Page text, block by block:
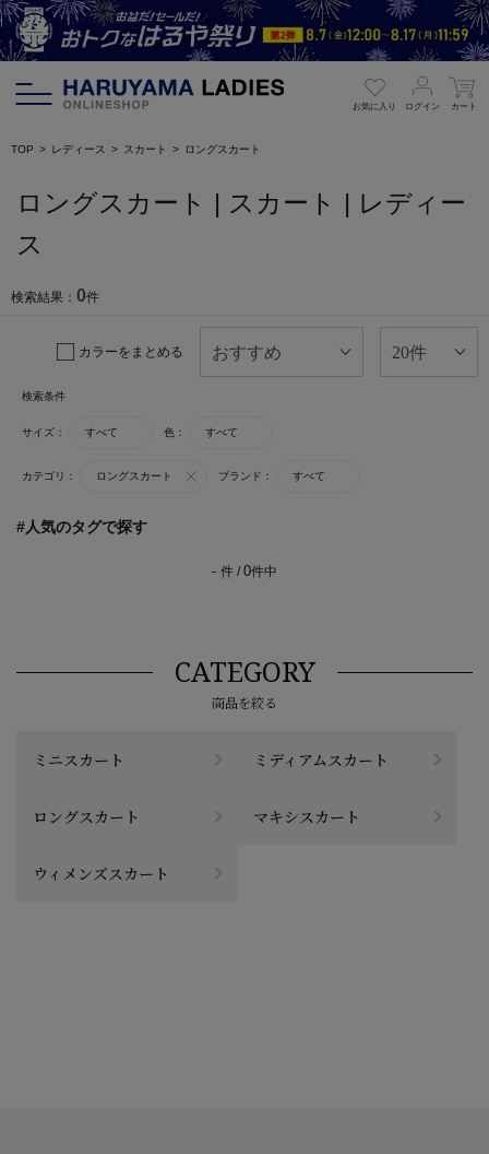
お気に入り ログイン カート
TOP レディース スカート ロングスカート
ロングスカート | スカート | レディー
ス
検索結果： 0件
カラーをまとめる
検索条件
サイズ： すべて 色： すべて
カテゴリ： ロングスカート ブランド： すべて
#人気のタグで探す
- 件 / 0件中
CATEGORY
商品を絞る
ミニスカート ミディアムスカート
ロングスカート マキシスカート
ウィメンズスカート